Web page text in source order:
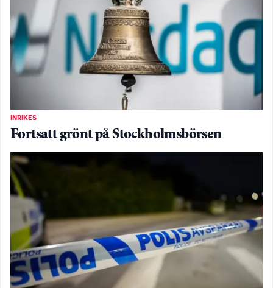
INRIKES
Fortsatt grönt på Stockholmsbörsen